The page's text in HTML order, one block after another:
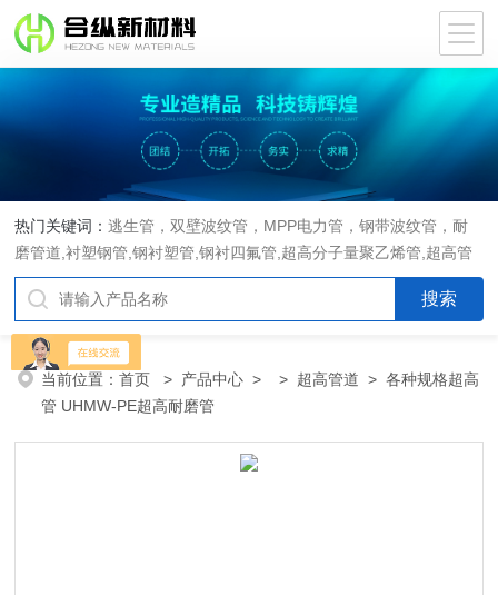
热门关键词：逃生管，双壁波纹管，MPP电力管，钢带波纹管，耐
磨管道,衬塑钢管,钢衬塑管,钢衬四氟管,超高分子量聚乙烯管,超高管
当前位置：首页 > 产品中心 > > 超高管道 > 各种规格超高
管 UHMW-PE超高耐磨管